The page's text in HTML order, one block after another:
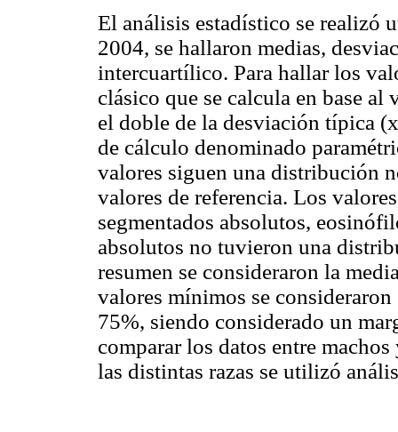
El análisis estadístico se realizó
2004, se hallaron medias,
intercuartílico. Para hallar los
clásico que se calcula en base al
el doble de la desviación típica
de cálculo denominado
valores siguen una distribución
valores de referencia. Los
segmentados absolutos,
absolutos no tuvieron una
resumen se consideraron la
valores mínimos se
75%, siendo considerado un
comparar los datos entre
las distintas razas se utilizó